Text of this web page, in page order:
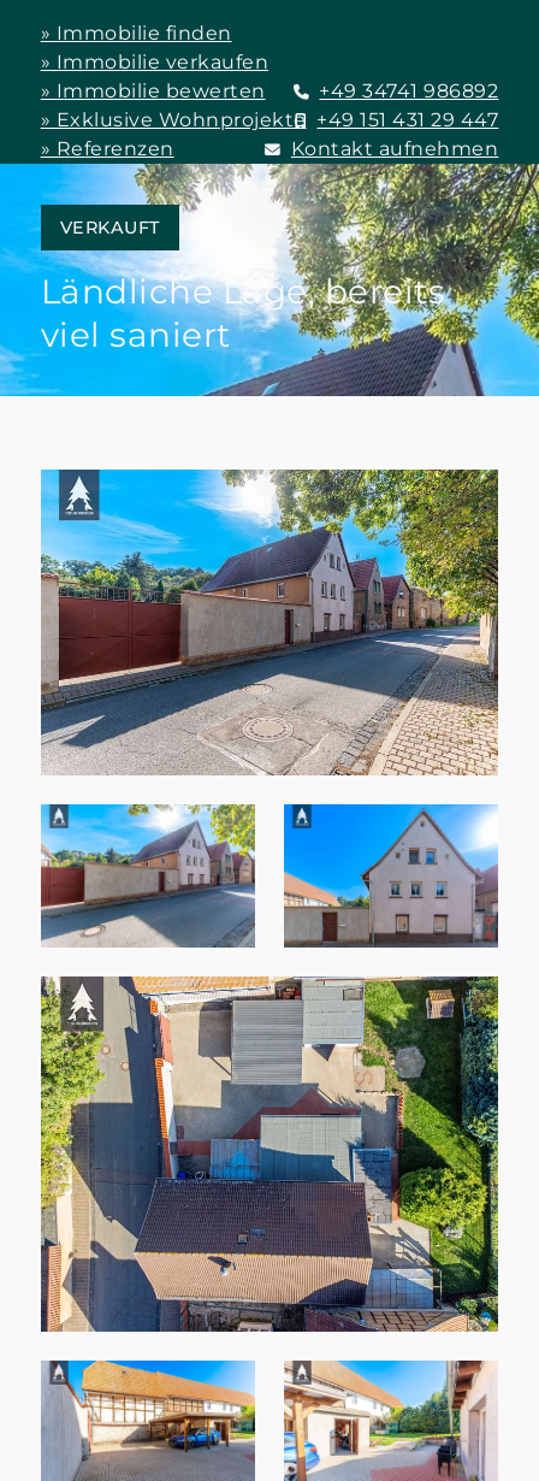
» Immobilie finden
» Immobilie verkaufen
» Immobilie bewerten
» Exklusive Wohnprojekte
» Referenzen
+49 34741 986892
+49 151 431 29 447
Kontakt aufnehmen
VERKAUFT
Ländliche Lage, bereits
viel saniert